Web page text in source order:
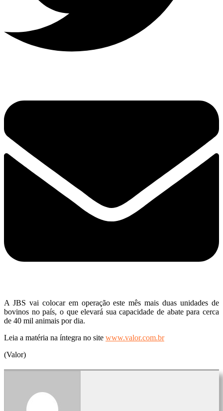
A JBS vai colocar em operação este mês mais duas unidades de
bovinos no país, o que elevará sua capacidade de abate para cerca
de 40 mil animais por dia.
Leia a matéria na íntegra no site www.valor.com.br
(Valor)